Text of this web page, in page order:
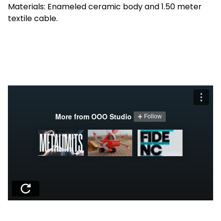
Materials: Enameled ceramic body and 1.50 meter
textile cable.